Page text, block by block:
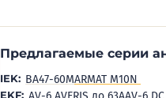
Предлагаемые серии
IEK: BA47-60MARMAT M10N
EKF: